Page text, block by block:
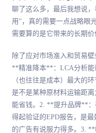
聊了这么多，最后我想说
用”，真的需要一点战略眼
需要算的是它带来的长期价
除了应对市场准入和贸易壁
**精准降本**：LCA分析能
（也往往是成本）最大的
是不是某种原材料运输距
能省钱。2. **提升品牌**
得起验证的EPD报告，是
的广告有说服力得多。3.